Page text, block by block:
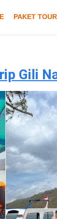
PAKET
Gili